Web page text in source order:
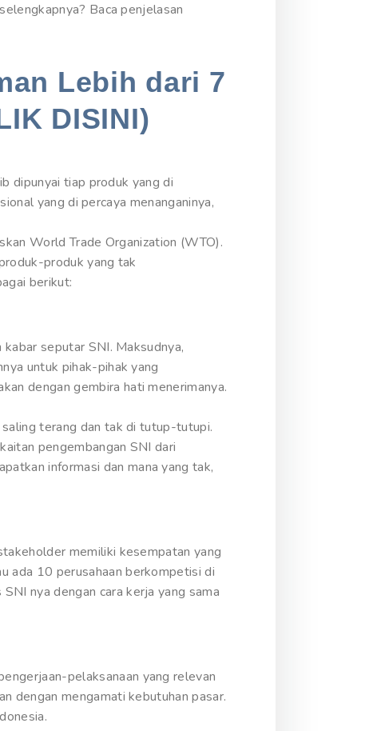
Baca penjelasan
Lebih dari 7
DISINI)
dipunyai tiap produk yang di
yang di percaya menanganinya,
World Trade Organization (WTO).
produk yang tak
berikut:
seputar SNI. Maksudnya,
untuk pihak-pihak yang
dengan gembira hati menerimanya.
terang dan tak di tutup-tutupi.
pengembangan SNI dari
informasi dan mana yang tak,
memiliki kesempatan yang
ada 10 perusahaan berkompetisi di
nya dengan cara kerja yang sama
pelaksanaan yang relevan
dengan mengamati kebutuhan pasar.